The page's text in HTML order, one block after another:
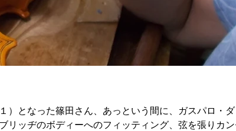
となった篠田さん、あっという間に、ガスパロ・ダ
ッヂのボディーへのフィッティング、弦を張りカン